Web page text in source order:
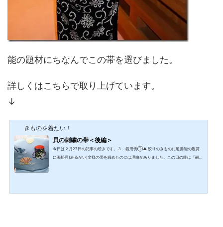
能の題材にちなんでこの帯を選びました。
詳しくはこちらで取り上げています。
↓
きものを着たい！
貝の刺繍の帯＜後編＞
今日は２月27日の記事の続きです。３．着用例①▲ 絞りのきものに追善能の鑑賞
に海松貝(みるがい)文様の帯を締めたのには理由がありました。この日の能は「融